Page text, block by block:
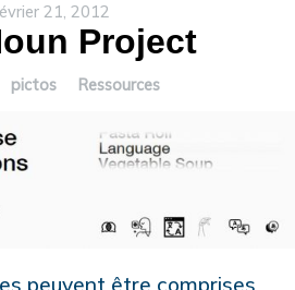
21, 2012
Project
pictos Ressources
peuvent être comprises